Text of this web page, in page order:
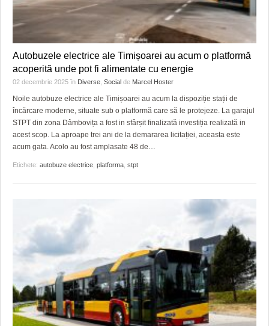
HARTA TIMIŞOAREI
LICEE, ŞCOLI ŞI GRĂDINIŢE DIN TIMIŞ
PRIMĂRIILE DIN TIMIŞ
SFATUL MEDICULUI
SFATURI JURIDICE
Autobuzele electrice ale Timișoarei au acum o platformă
acoperită unde pot fi alimentate cu energie
02 decembrie 2025 în Diverse Social de Marcel Hoster
Noile autobuze electrice ale Timișoarei au acum la dispoziție stații de
încărcare moderne, situate sub o platformă care să le protejeze. La garajul
STPT din zona Dâmbovița a fost in sfârșit finalizată investiția realizată in
acest scop. La aproape trei ani de la demararea licitației, aceasta este
acum gata. Acolo au fost amplasate 48 de…
Etichete: autobuze electrice platforma stpt